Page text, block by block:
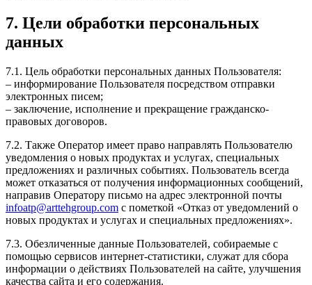
7. Цели обработки персональных
данных
7.1. Цель обработки персональных данных Пользователя:
– информирование Пользователя посредством отправки
электронных писем;
– заключение, исполнение и прекращение гражданско-
правовых договоров.
7.2. Также Оператор имеет право направлять Пользователю
уведомления о новых продуктах и услугах, специальных
предложениях и различных событиях. Пользователь всегда
может отказаться от получения информационных сообщений,
направив Оператору письмо на адрес электронной почты
infoatp@arttehgroup.com с пометкой «Отказ от уведомлений о
новых продуктах и услугах и специальных предложениях».
7.3. Обезличенные данные Пользователей, собираемые с
помощью сервисов интернет-статистики, служат для сбора
информации о действиях Пользователей на сайте, улучшения
качества сайта и его содержания.